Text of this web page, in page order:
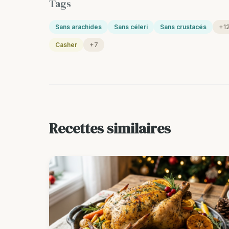
Tags
Sans arachides Sans céleri Sans crustacés
Casher +7
Recettes similaires